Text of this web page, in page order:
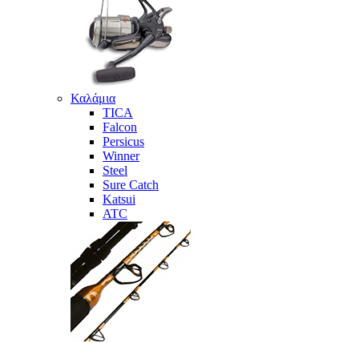
Καλάμια
TICA
Falcon
Persicus
Winner
Steel
Sure Catch
Katsui
ATC